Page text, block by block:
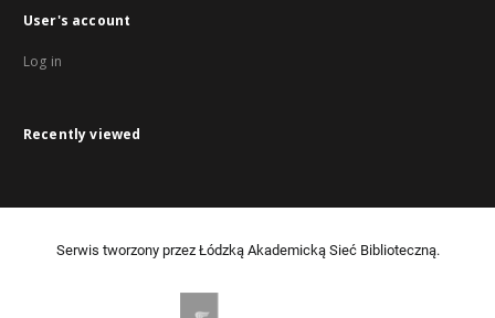
User's account
Log in
Recently viewed
Serwis tworzony przez Łódzką Akademicką Sieć Biblioteczną.